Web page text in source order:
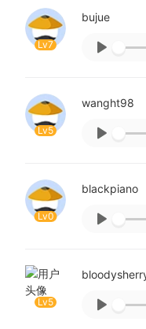
Lv7
bujue
Lv5
wanght98
Lv0
blackpiano
Lv5